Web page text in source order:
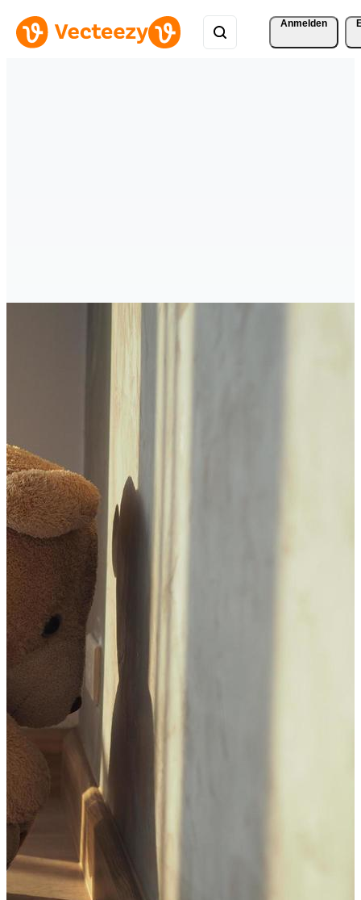
Anmelden